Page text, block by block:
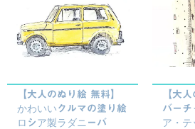
【大人のぬり絵 無料】
かわいいクルマの塗り絵
ロシア製ラダニーバ
【大
バーチ
ア・テ